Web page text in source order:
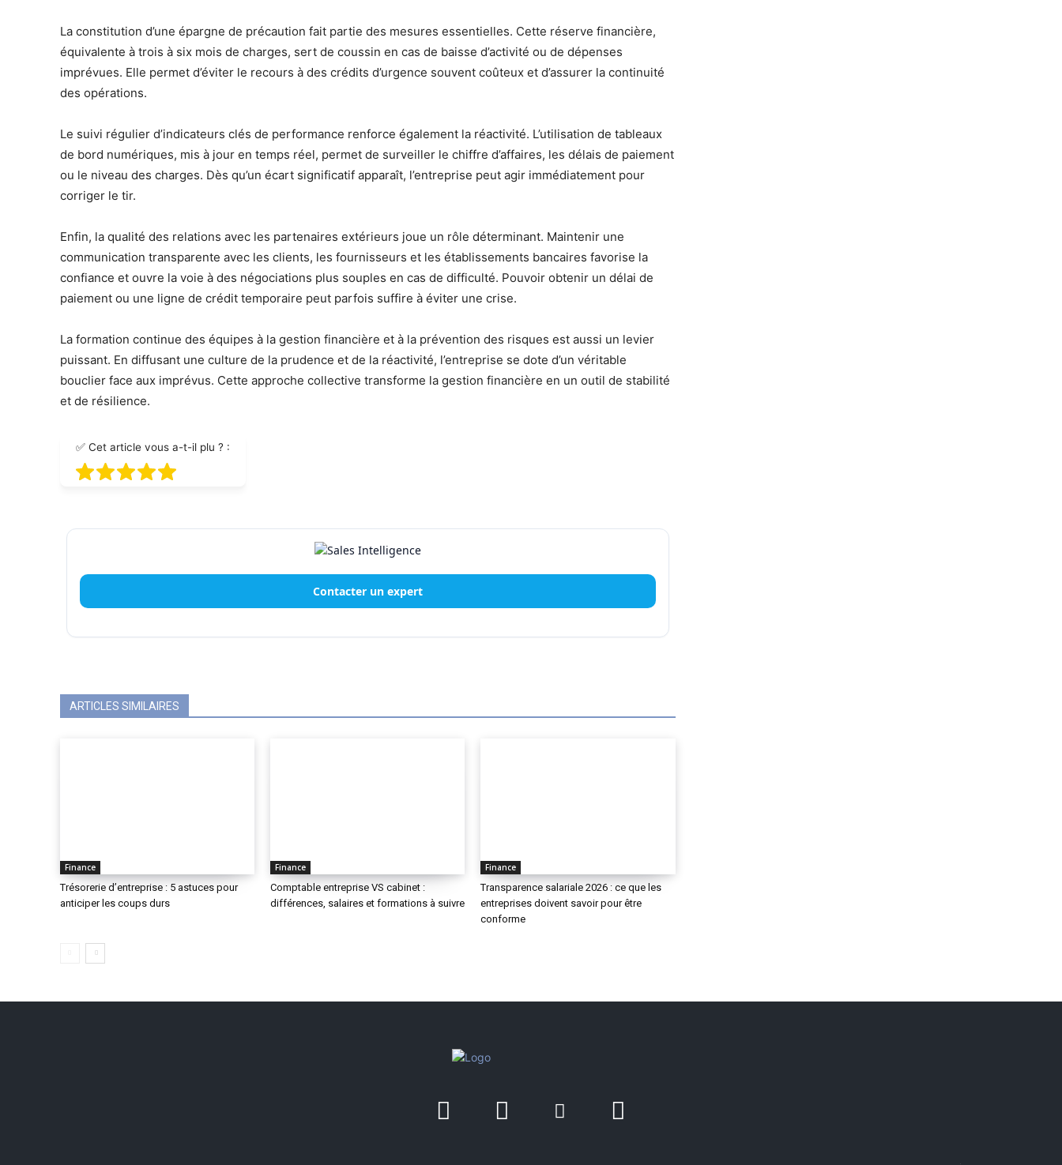
La constitution d’une épargne de précaution fait partie des mesures essentielles. Cette réserve financière,
équivalente à trois à six mois de charges, sert de coussin en cas de baisse d’activité ou de dépenses
imprévues. Elle permet d’éviter le recours à des crédits d’urgence souvent coûteux et d’assurer la continuité
des opérations.
Le suivi régulier d’indicateurs clés de performance renforce également la réactivité. L’utilisation de tableaux
de bord numériques, mis à jour en temps réel, permet de surveiller le chiffre d’affaires, les délais de paiement
ou le niveau des charges. Dès qu’un écart significatif apparaît, l’entreprise peut agir immédiatement pour
corriger le tir.
Enfin, la qualité des relations avec les partenaires extérieurs joue un rôle déterminant. Maintenir une
communication transparente avec les clients, les fournisseurs et les établissements bancaires favorise la
confiance et ouvre la voie à des négociations plus souples en cas de difficulté. Pouvoir obtenir un délai de
paiement ou une ligne de crédit temporaire peut parfois suffire à éviter une crise.
La formation continue des équipes à la gestion financière et à la prévention des risques est aussi un levier
puissant. En diffusant une culture de la prudence et de la réactivité, l’entreprise se dote d’un véritable
bouclier face aux imprévus. Cette approche collective transforme la gestion financière en un outil de stabilité
et de résilience.
✅ Cet article vous a-t-il plu ? :
Contacter un expert
ARTICLES SIMILAIRES
Finance
Trésorerie d’entreprise : 5 astuces pour
anticiper les coups durs
Finance
Comptable entreprise VS cabinet :
différences, salaires et formations à suivre
Finance
Transparence salariale 2026 : ce que les
entreprises doivent savoir pour être
conforme